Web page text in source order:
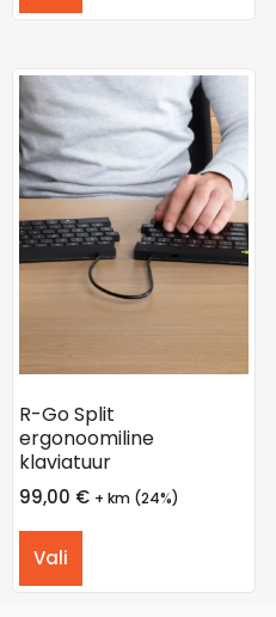
R-Go Split
ergonoomiline
klaviatuur
99,00 € + km (24%)
Vali